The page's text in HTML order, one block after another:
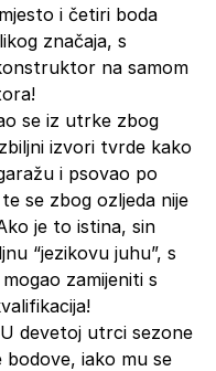
i četiri boda
značaja, s
na samom
se iz utrke zbog
izvori tvrde kako
i psovao po
se zbog ozljeda nije
je to istina, sin
“jezikovu juhu”, s
zamijeniti s
devetoj utrci sezone
iako mu se